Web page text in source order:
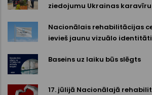
ziedojumu Ukrainas
Nacionālais rehabilitācijas
ievieš jaunu vizuālo
Baseins uz laiku būs slēgts
17. jūlijā Nacionālajā